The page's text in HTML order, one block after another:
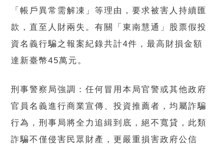
「帳戶異常需解凍」等理由，要求被害人持續匯
款，直至人財兩失。有關「東南慧通」股票假投
資名義行騙之報案紀錄共計4件，最高財損金額
達新臺幣45萬元。
刑事警察局強調：任何冒用本局官警或其他政府
官員名義進行商業宣傳、投資推薦者，均屬詐騙
行為，刑事局將全力追緝到底，絕不寬貸，此類
詐騙不僅侵害民眾財產，更嚴重損害政府公信